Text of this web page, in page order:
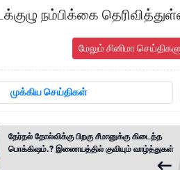
நம்பிக்கை
மேலும் சினிமா
முக்கிய செய்திகள்
தேர்தல் தோல்விக்கு பிறகு சீமானுக்கு கிடைத்த
பொக்கிஷம்.? இணையத்தில் குவியும் வாழ்த்துகள்